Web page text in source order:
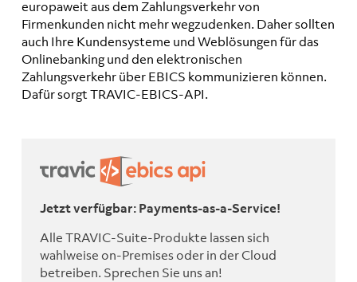
europaweit aus dem Zahlungsverkehr von
Firmenkunden nicht mehr wegzudenken. Daher sollten
auch Ihre Kundensysteme und Weblösungen für das
Onlinebanking und den elektronischen
Zahlungsverkehr über EBICS kommunizieren können.
Dafür sorgt TRAVIC-EBICS-API.
Jetzt verfügbar: Payments-as-a-Service!
Alle TRAVIC-Suite-Produkte lassen sich
wahlweise on-Premises oder in der Cloud
betreiben. Sprechen Sie uns an!